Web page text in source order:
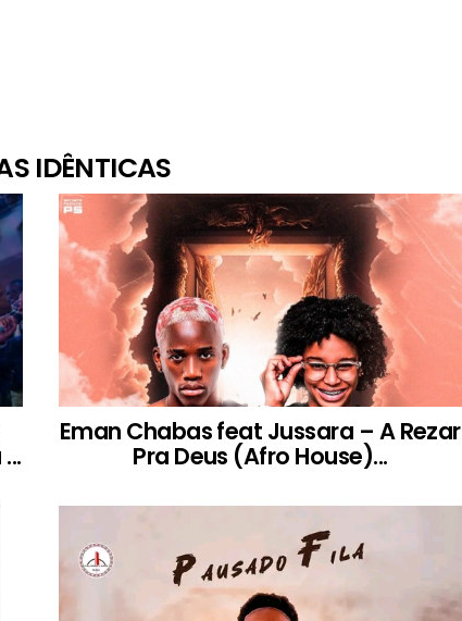
IDÊNTICAS
Eman Chabas feat Jussara – A Rezar
Pra Deus (Afro House)...